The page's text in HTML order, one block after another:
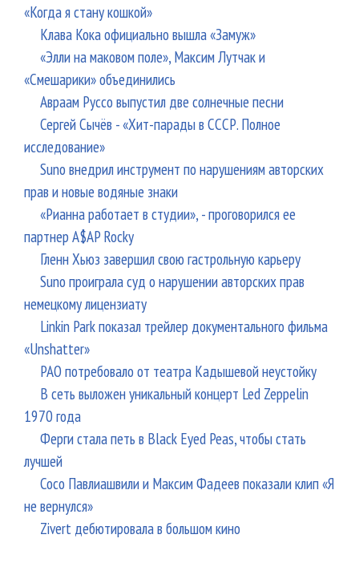
«Когда я стану кошкой»
Клава Кока официально вышла «Замуж»
«Элли на маковом поле», Максим Лутчак и
«Смешарики» объединились
Авраам Руссо выпустил две солнечные песни
Сергей Сычёв - «Хит-парады в СССР. Полное
исследование»
Suno внедрил инструмент по нарушениям авторских
прав и новые водяные знаки
«Рианна работает в студии», - проговорился ее
партнер A$AP Rocky
Гленн Хьюз завершил свою гастрольную карьеру
Suno проиграла суд о нарушении авторских прав
немецкому лицензиату
Linkin Park показал трейлер документального фильма
«Unshatter»
РАО потребовало от театра Кадышевой неустойку
В сеть выложен уникальный концерт Led Zeppelin
1970 года
Ферги стала петь в Black Eyed Peas, чтобы стать
лучшей
Сосо Павлиашвили и Максим Фадеев показали клип «Я
не вернулся»
Zivert дебютировала в большом кино